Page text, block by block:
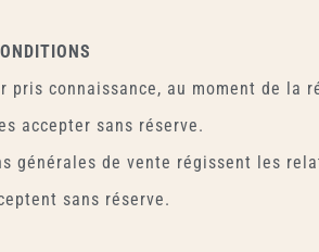
pris connaissance, au moment de la
accepter sans réserve.
générales de vente régissent les
sans réserve.